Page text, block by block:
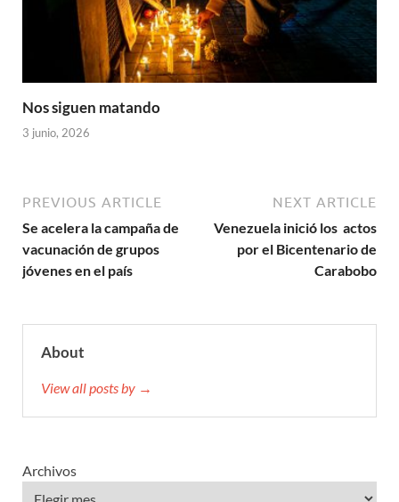
Nos siguen matando
3 junio, 2026
PREVIOUS ARTICLE
Se acelera la campaña de
vacunación de grupos
jóvenes en el país
NEXT ARTICLE
Venezuela inició los actos
por el Bicentenario de
Carabobo
About
View all posts by →
Archivos